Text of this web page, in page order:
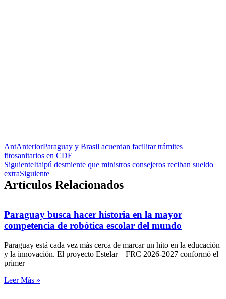
AntAnteriorParaguay y Brasil acuerdan facilitar trámites
fitosanitarios en CDE
SiguienteItaipú desmiente que ministros consejeros reciban sueldo
extraSiguiente
Artículos Relacionados
Paraguay busca hacer historia en la mayor
competencia de robótica escolar del mundo
Paraguay está cada vez más cerca de marcar un hito en la educación
y la innovación. El proyecto Estelar – FRC 2026-2027 conformó el
primer
Leer Más »